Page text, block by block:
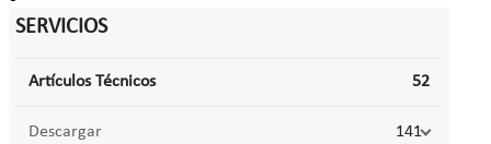
SERVICIOS
Artículos Técnicos 52
Descargar 141